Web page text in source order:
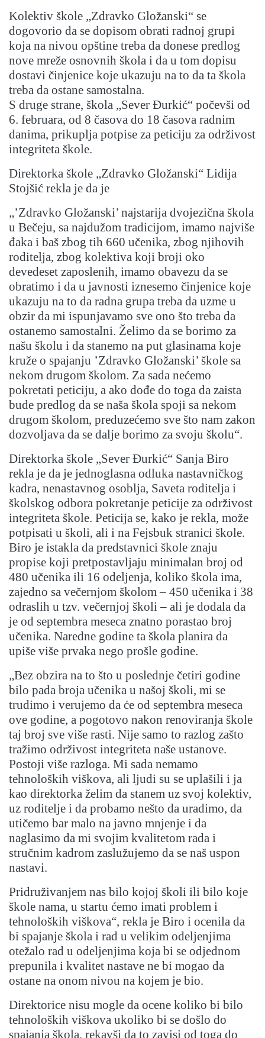
Kolektiv škole „Zdravko Gložanski“ se
dogovorio da se dopisom obrati radnoj grupi
koja na nivou opštine treba da donese predlog
nove mreže osnovnih škola i da u tom dopisu
dostavi činjenice koje ukazuju na to da ta škola
treba da ostane samostalna.
S druge strane, škola „Sever Đurkić“ počevši od
6. februara, od 8 časova do 18 časova radnim
danima, prikuplja potpise za peticiju za održivost
integriteta škole.
Direktorka škole „Zdravko Gložanski“ Lidija
Stojšić rekla je da je
„’Zdravko Gložanski’ najstarija dvojezična škola
u Bečeju, sa najdužom tradicijom, imamo najviše
đaka i baš zbog tih 660 učenika, zbog njihovih
roditelja, zbog kolektiva koji broji oko
devedeset zaposlenih, imamo obavezu da se
obratimo i da u javnosti iznesemo činjenice koje
ukazuju na to da radna grupa treba da uzme u
obzir da mi ispunjavamo sve ono što treba da
ostanemo samostalni. Želimo da se borimo za
našu školu i da stanemo na put glasinama koje
kruže o spajanju ’Zdravko Gložanski’ škole sa
nekom drugom školom. Za sada nećemo
pokretati peticiju, a ako dođe do toga da zaista
bude predlog da se naša škola spoji sa nekom
drugom školom, preduzećemo sve što nam zakon
dozvoljava da se dalje borimo za svoju školu“.
Direktorka škole „Sever Đurkić“ Sanja Biro
rekla je da je jednoglasna odluka nastavničkog
kadra, nenastavnog osoblja, Saveta roditelja i
školskog odbora pokretanje peticije za održivost
integriteta škole. Peticija se, kako je rekla, može
potpisati u školi, ali i na Fejsbuk stranici škole.
Biro je istakla da predstavnici škole znaju
propise koji pretpostavljaju minimalan broj od
480 učenika ili 16 odeljenja, koliko škola ima,
zajedno sa večernjom školom – 450 učenika i 38
odraslih u tzv. večernjoj školi – ali je dodala da
je od septembra meseca znatno porastao broj
učenika. Naredne godine ta škola planira da
upiše više prvaka nego prošle godine.
„Bez obzira na to što u poslednje četiri godine
bilo pada broja učenika u našoj školi, mi se
trudimo i verujemo da će od septembra meseca
ove godine, a pogotovo nakon renoviranja škole
taj broj sve više rasti. Nije samo to razlog zašto
tražimo održivost integriteta naše ustanove.
Postoji više razloga. Mi sada nemamo
tehnoloških viškova, ali ljudi su se uplašili i ja
kao direktorka želim da stanem uz svoj kolektiv,
uz roditelje i da probamo nešto da uradimo, da
utičemo bar malo na javno mnjenje i da
naglasimo da mi svojim kvalitetom rada i
stručnim kadrom zaslužujemo da se naš uspon
nastavi.
Pridruživanjem nas bilo kojoj školi ili bilo koje
škole nama, u startu ćemo imati problem i
tehnoloških viškova“, rekla je Biro i ocenila da
bi spajanje škola i rad u velikim odeljenjima
otežalo rad u odeljenjima koja bi se odjednom
prepunila i kvalitet nastave ne bi mogao da
ostane na onom nivou na kojem je bio.
Direktorice nisu mogle da ocene koliko bi bilo
tehnoloških viškova ukoliko bi se došlo do
spajanja škola, rekavši da to zavisi od toga do